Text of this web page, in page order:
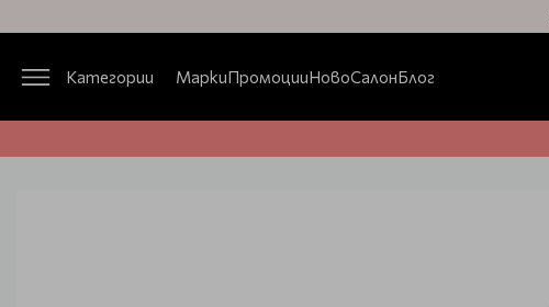
Категории МаркиПромоцииНовоСалонБлог